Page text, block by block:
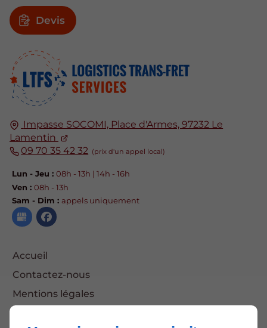
Impasse SOCOMI, Place d'Armes, 97232 Le
Lamentin
09 70 35 42 32
Lun - Jeu :08h - 13h | 14h - 16h
Ven :08h - 13h
Sam - Dim : appels uniquement
Accueil
Contactez-nous
Mentions légales
Devis